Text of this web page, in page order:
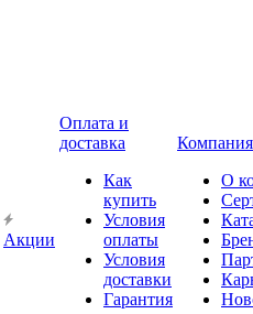
Акции
Оплата и
доставка
Как
купить
Условия
оплаты
Условия
доставки
Гарантия
Компания
О